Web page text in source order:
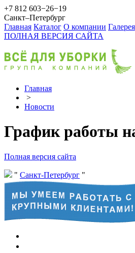
+7 812 603−26−19
Санкт–Петербург
Главная Каталог О компании Галерея
ПОЛНАЯ ВЕРСИЯ САЙТА
Главная
>
Новости
График работы
Полная версия сайта
Санкт-Петербург